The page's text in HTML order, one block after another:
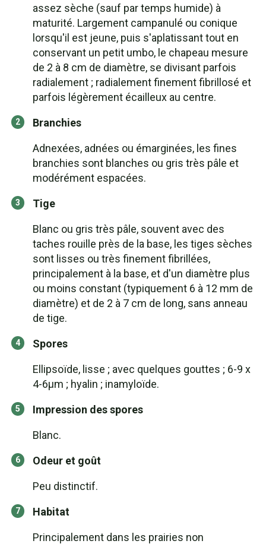
assez sèche (sauf par temps humide) à
maturité. Largement campanulé ou conique
lorsqu'il est jeune, puis s'aplatissant tout en
conservant un petit umbo, le chapeau mesure
de 2 à 8 cm de diamètre, se divisant parfois
radialement ; radialement finement fibrillosé et
parfois légèrement écailleux au centre.
Branchies
Adnexées, adnées ou émarginées, les fines
branchies sont blanches ou gris très pâle et
modérément espacées.
Tige
Blanc ou gris très pâle, souvent avec des
taches rouille près de la base, les tiges sèches
sont lisses ou très finement fibrillées,
principalement à la base, et d'un diamètre plus
ou moins constant (typiquement 6 à 12 mm de
diamètre) et de 2 à 7 cm de long, sans anneau
de tige.
Spores
Ellipsoïde, lisse ; avec quelques gouttes ; 6-9 x
4-6μm ; hyalin ; inamyloïde.
Impression des spores
Blanc.
Odeur et goût
Peu distinctif.
Habitat
Principalement dans les prairies non